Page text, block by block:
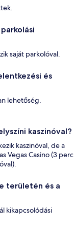
saját parkolóval.
és
lehetőség.
kaszinóval?
kaszinóval, de a
Vegas Casino (3 perc
területén és a
kikapcsolódási